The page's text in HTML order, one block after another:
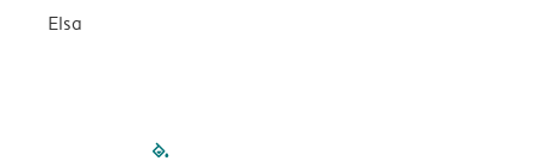
Elsa
filled-pagination